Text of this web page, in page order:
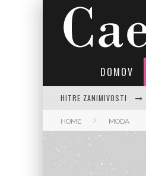
DOMOV
HITRE ZANIMIVOSTI
HOME MODA